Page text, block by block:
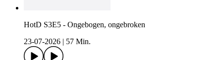
HotD S3E5 - Ongebogen, ongebroken
23-07-2026
57 Min.